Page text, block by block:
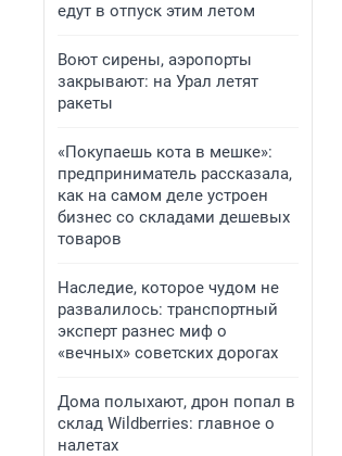
едут в отпуск этим летом
Воют сирены, аэропорты
закрывают: на Урал летят
ракеты
«Покупаешь кота в мешке»:
предприниматель рассказала,
как на самом деле устроен
бизнес со складами дешевых
товаров
Наследие, которое чудом не
развалилось: транспортный
эксперт разнес миф о
«вечных» советских дорогах
Дома полыхают, дрон попал в
склад Wildberries: главное о
налетах